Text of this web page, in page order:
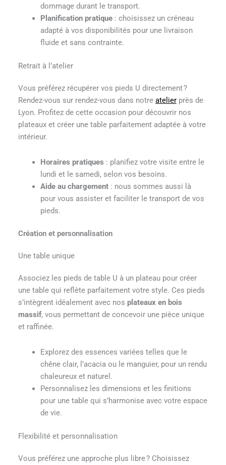
dommage durant le transport.
Planification pratique: choisissez un créneau
adapté à vos disponibilités pour une livraison
fluide et sans contrainte.
Retrait à l’atelier
Vous préférez récupérer vos pieds U directement ?
Rendez-vous sur rendez-vous dans notre atelierprès de
Lyon. Profitez de cette occasion pour découvrir nos
plateaux et créer une table parfaitement adaptée à votre
intérieur.
Horaires pratiques : planifiez votre visite entre le
lundi et le samedi, selon vos besoins.
Aide au chargement: nous sommes aussi là
pour vous assister et faciliter le transport de vos
pieds.
Création et personnalisation
Une table unique
Associez les pieds de table U à un plateau pour créer
une table qui reflète parfaitement votre style. Ces pieds
s’intègrent idéalement avec nos plateaux en bois
massif, vous permettant de concevoir une pièce unique
et raffinée.
Explorez des essences variées telles que le
chêne clair, l’acacia ou le manguier, pour un rendu
chaleureux et naturel.
Personnalisez les dimensions et les finitions
pour une table qui s’harmonise avec votre espace
de vie.
Flexibilité et personnalisation
Vous préférez une approche plus libre ? Choisissez